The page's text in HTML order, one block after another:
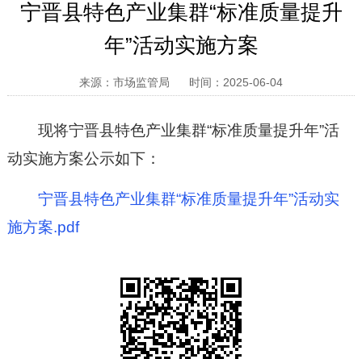
宁晋县特色产业集群“标准质量提升
年”活动实施方案
来源：市场监管局 时间：2025-06-04
现将宁晋县特色产业集群“标准质量提升年”活
动实施方案公示如下：
宁晋县特色产业集群“标准质量提升年”活动实
施方案.pdf